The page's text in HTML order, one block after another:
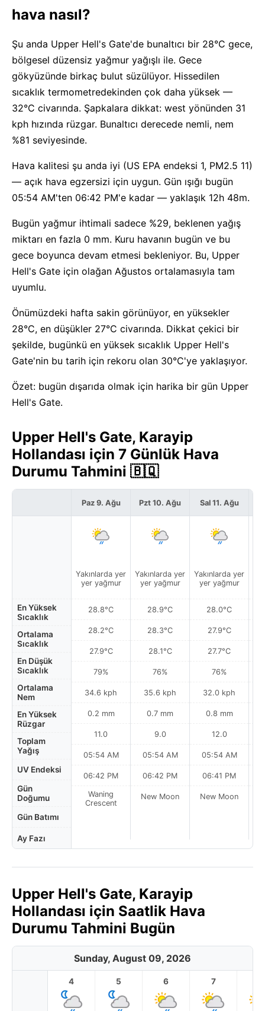
hava nasıl?
Şu anda Upper Hell's Gate'de bunaltıcı bir 28°C gece,
bölgesel düzensiz yağmur yağışlı ile. Gece
gökyüzünde birkaç bulut süzülüyor. Hissedilen
sıcaklık termometredekinden çok daha yüksek —
32°C civarında. Şapkalara dikkat: west yönünden 31
kph hızında rüzgar. Bunaltıcı derecede nemli, nem
%81 seviyesinde.
Hava kalitesi şu anda iyi (US EPA endeksi 1, PM2.5 11)
— açık hava egzersizi için uygun. Gün ışığı bugün
05:54 AM'ten 06:42 PM'e kadar — yaklaşık 12h 48m.
Bugün yağmur ihtimali sadece %29, beklenen yağış
miktarı en fazla 0 mm. Kuru havanın bugün ve bu
gece boyunca devam etmesi bekleniyor. Bu, Upper
Hell's Gate için olağan Ağustos ortalamasıyla tam
uyumlu.
Önümüzdeki hafta sakin görünüyor, en yüksekler
28°C, en düşükler 27°C civarında. Dikkat çekici bir
şekilde, bugünkü en yüksek sıcaklık Upper Hell's
Gate'nin bu tarih için rekoru olan 30°C'ye yaklaşıyor.
Özet: bugün dışarıda olmak için harika bir gün Upper
Hell's Gate.
Upper Hell's Gate, Karayip
Hollandası için 7 Günlük Hava
Durumu Tahmini 🇧🇶
En Yüksek
Sıcaklık
Ortalama
Sıcaklık
En Düşük
Sıcaklık
Ortalama
Nem
En Yüksek
Rüzgar
Toplam
Yağış
UV Endeksi
Gün
Doğumu
Gün Batımı
Ay Fazı
Paz 9. Ağu
Yakınlarda yer
yer yağmur
28.8°C
28.2°C
27.9°C
79%
34.6 kph
0.2 mm
11.0
05:54 AM
06:42 PM
Waning
Crescent
Pzt 10. Ağu
Yakınlarda yer
yer yağmur
28.9°C
28.3°C
28.1°C
76%
35.6 kph
0.7 mm
9.0
05:54 AM
06:42 PM
New Moon
Sal 11. Ağu
Yakınlarda yer
yer yağmur
28.0°C
27.9°C
27.7°C
76%
32.0 kph
0.8 mm
12.0
05:54 AM
06:41 PM
New Moon
Upper Hell's Gate, Karayip
Hollandası için Saatlik Hava
Durumu Tahmini Bugün
Sunday, August 09, 2026
4 5 6 7